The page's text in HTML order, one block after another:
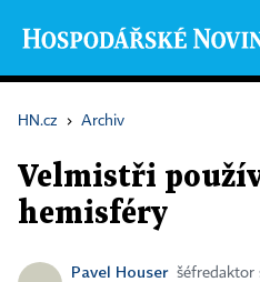
HN.cz › Archiv
Velmistři
hemisféry
Pavel Houser šéfredaktor